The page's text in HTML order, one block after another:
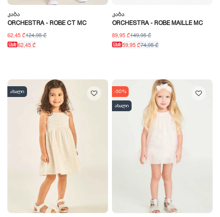
Კაბა
ORCHESTRA - ROBE CT MC
62,45 ₾124,95 ₾
62,45 ₾
Კაბა
ORCHESTRA - ROBE MAILLE MC
89,95 ₾149,95 ₾
59,95 ₾74,95 ₾
ახალი
-50%
ახალი